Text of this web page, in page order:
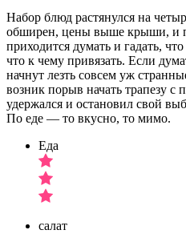
Набор блюд растянулся на
обширен, цены выше крыши, и
приходится думать и гадать,
что к чему привязать. Если
начнут лезть совсем уж
возник порыв начать трапезу с
удержался и остановил свой
По еде — то вкусно, то мимо.
Еда
салат